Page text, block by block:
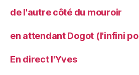
de l'autre côté du mouroir
en attendant Dogot (l'infini
En direct l'Yves